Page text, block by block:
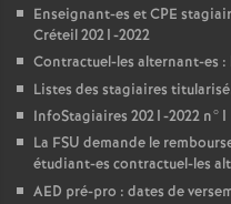
Enseignant-es etCPE
Créteil 2021-2022
Contractuel-les alternant-es :
Listes des stagiaires
InfoStagiaires 2021-2022
La FSU demande le
étudiant-es contractuel-les
AED pré-pro : dates de